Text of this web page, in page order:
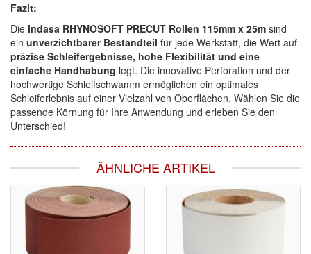
Fazit:
Die Indasa RHYNOSOFT PRECUT Rollen 115mm x 25m sind
ein unverzichtbarer Bestandteil für jede Werkstatt, die Wert auf
präzise Schleifergebnisse, hohe Flexibilität und eine
einfache Handhabung legt. Die innovative Perforation und der
hochwertige Schleifschwamm ermöglichen ein optimales
Schleiferlebnis auf einer Vielzahl von Oberflächen. Wählen Sie die
passende Körnung für Ihre Anwendung und erleben Sie den
Unterschied!
ÄHNLICHE ARTIKEL